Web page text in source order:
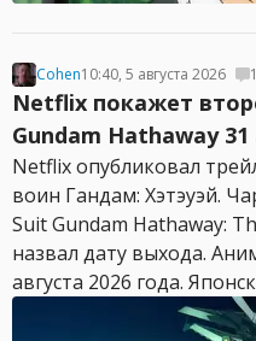
Cohen10:40, 5 августа 2026 1
Netflix покажет
Gundam Hathaway 31
Netflix опубликовал
воин Гандам: Хэтэуэй.
Suit Gundam Hathaway:
назвал дату выхода.
августа 2026 года.